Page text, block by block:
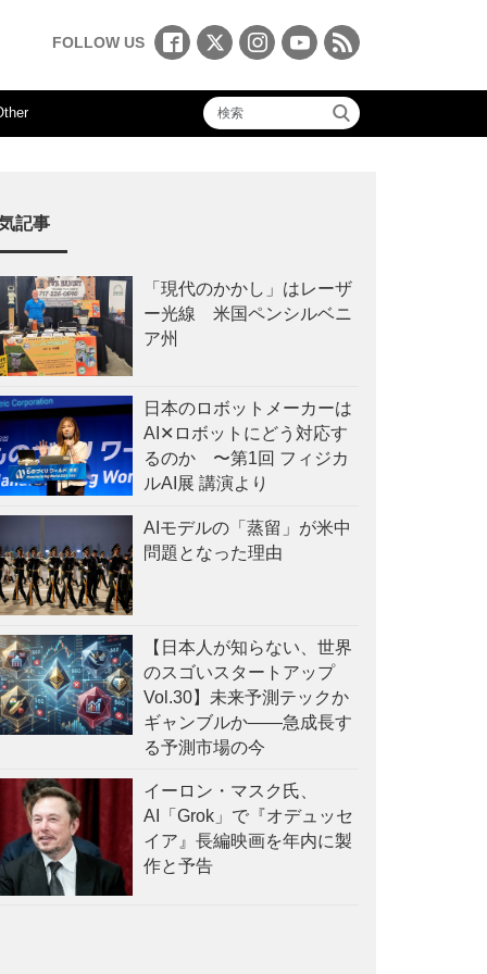
FOLLOW US
記事
「現代のかかし」はレーザ
ー光線 米国ペンシルベニ
ア州
日本のロボットメーカーは
AI✕ロボットにどう対応す
るのか 〜第1回 フィジカ
ルAI展 講演より
AIモデルの「蒸留」が米中
問題となった理由
【日本人が知らない、世界
のスゴいスタートアップ
Vol.30】未来予測テックか
ギャンブルか——急成長す
る予測市場の今
イーロン・マスク氏、
AI「Grok」で『オデュッセ
イア』長編映画を年内に製
作と予告